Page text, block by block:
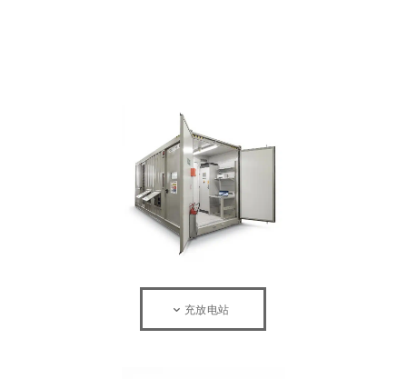
充放电站